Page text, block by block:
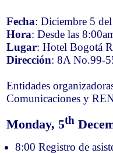
Fecha: Diciembre 5
Hora: Desde las
Lugar: Hotel Bogotá
Dirección: 8A No.99-
Entidades
Comunicaciones y
Monday, 5th
8:00 Registro de